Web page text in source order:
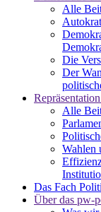
Alle
Die
Der
Alle
Wahlen
Das Fach
Über das pw-